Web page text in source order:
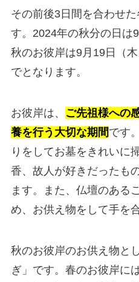
その前後3日間を合わせ
す。2024年の秋分の日は
秋のお彼岸は9月19日（
でとなります。
お彼岸は、
ご先祖様への
養を行う大切な期間です
りをしてお墓をきれいに
香、故人が好きだったも
ます。また、仏壇のある
め、お供え物をして手を
秋のお彼岸のお供え物と
ぎ」です。春のお彼岸に